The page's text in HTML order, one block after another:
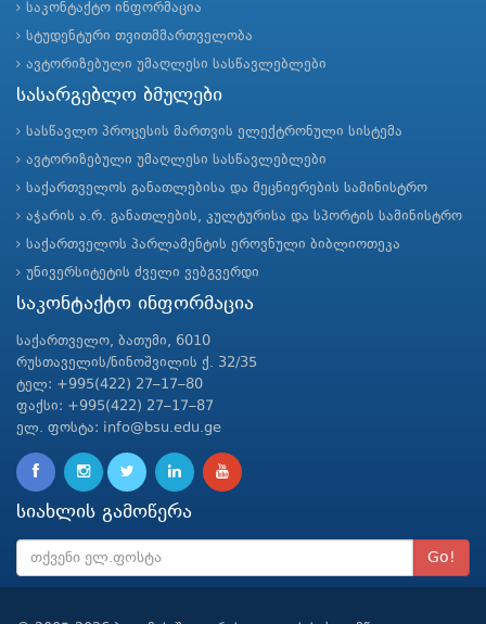
საკონტაქტო ინფორმაცია
სტუდენტური თვითმმართველობა
ავტორიზებული უმაღლესი სასწავლებლები
სასარგებლო ბმულები
სასწავლო პროცესის მართვის ელექტრონული სისტემა
ავტორიზებული უმაღლესი სასწავლებლები
საქართველოს განათლებისა და მეცნიერების სამინისტრო
აჭარის ა.რ. განათლების, კულტურისა და სპორტის სამინისტრო
საქართველოს პარლამენტის ეროვნული ბიბლიოთეკა
უნივერსიტეტის ძველი ვებგვერდი
საკონტაქტო ინფორმაცია
საქართველო, ბათუმი, 6010
რუსთაველის/ნინოშვილის ქ. 32/35
ტელ: +995(422) 27–17–80
ფაქსი: +995(422) 27–17–87
ელ. ფოსტა: info@bsu.edu.ge
სიახლის გამოწერა
Go!